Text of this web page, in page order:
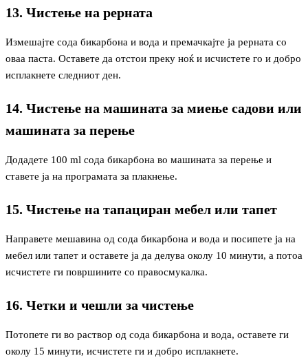
13. Чистење на рерната
Измешајте сода бикарбона и вода и премачкајте ја рерната со
оваа паста. Оставете да отстои преку ноќ и исчистете го и добро
исплакнете следниот ден.
14. Чистење на машината за миење садови или
машината за перење
Додадете 100 ml сода бикарбона во машината за перење и
ставете ја на програмата за плакнење.
15. Чистење на тапациран мебел или тапет
Направете мешавина од сода бикарбона и вода и посипете ја на
мебел или тапет и оставете ја да делува околу 10 минути, а потоа
исчистете ги површините со правосмукалка.
16. Четки и чешли за чистење
Потопете ги во раствор од сода бикарбона и вода, оставете ги
околу 15 минути, исчистете ги и добро исплакнете.